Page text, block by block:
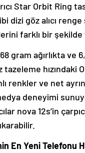
Star Orbit Ring
dizi göz alıcı
farklı bir
gram ağırlıkta
tazeleme
renkler ve net
deneyimi
nova 12s’in
En Yeni Telefonu